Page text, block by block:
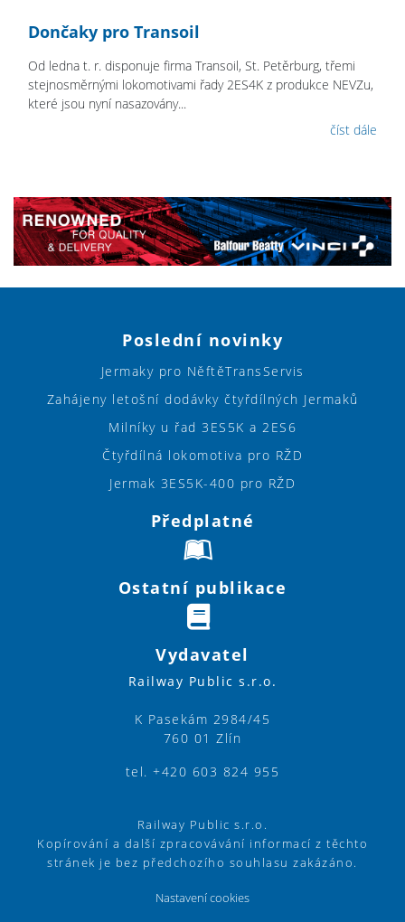
Dončaky pro Transoil
Od ledna t. r. disponuje firma Transoil, St. Petěrburg, třemi
stejnosměrnými lokomotivami řady 2ES4K z produkce NEVZu,
které jsou nyní nasazovány...
číst dále
Poslední novinky
Jermaky pro NěftěTransServis
Zahájeny letošní dodávky čtyřdílných Jermaků
Milníky u řad 3ES5K a 2ES6
Čtyřdílná lokomotiva pro RŽD
Jermak 3ES5K-400 pro RŽD
Předplatné
Ostatní publikace
Vydavatel
Railway Public s.r.o.
K Pasekám 2984/45
760 01 Zlín
tel. +420 603 824 955
Railway Public s.r.o.
Kopírování a další zpracovávání informací z těchto
stránek je bez předchozího souhlasu zakázáno.
Nastavení cookies